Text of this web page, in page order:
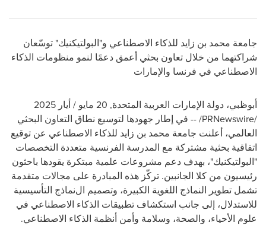
جامعة محمد بن زايد للذكاء الاصطناعي و"البولتيكنيك" توسّعان
شراكتهما من خلال تعاون بحثي أعمق دعمًا لنمو منظومات الذكاء
الاصطناعي في فرنسا والإمارات
أبوظبي، دولة الإمارات العربية المتحدة, 20 مايو / أيار 2025
/PRNewswire/ --
في إطار جهودها لتوسيع نطاق التعاون البحثي
العالمي، أعلنت جامعة محمد بن زايد للذكاء الاصطناعي عن توقيع
اتفاقية بحثية مشتركة مع المدرسة الفرنسية متعددة التخصصات
"البولتيكنيك"، بهدف دعم مشروعات علمية مبتكرة يقودها باحثون
رئيسيون من كلا الجانبين. تركّز هذه المبادرة على مجالات متقدمة
تشمل تطوير النماذج اللغوية الكبيرة، وتصميم النماذج التأسيسية
للاستدلال، إلى جانب استكشاف تطبيقات الذكاء الاصطناعي في
علوم الأحياء، والصحة، وسلامة وأمن أنظمة الذكاء الاصطناعي.